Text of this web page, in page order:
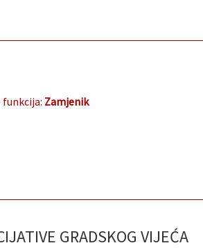
Zamjenik
GRADSKOG VIJEĆA